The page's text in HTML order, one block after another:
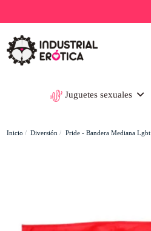
Juguetes sexuales
Inicio Diversión Pride - Bandera Mediana Lgbt